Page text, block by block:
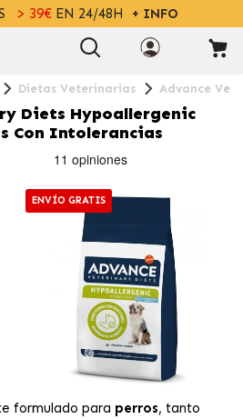
> 39€EN 24/48H + INFO
Dietas Veterinarias Advance
Diets Hypoallergenic
Con Intolerancias
ENVÍO GRATIS
formulado para perros, tanto